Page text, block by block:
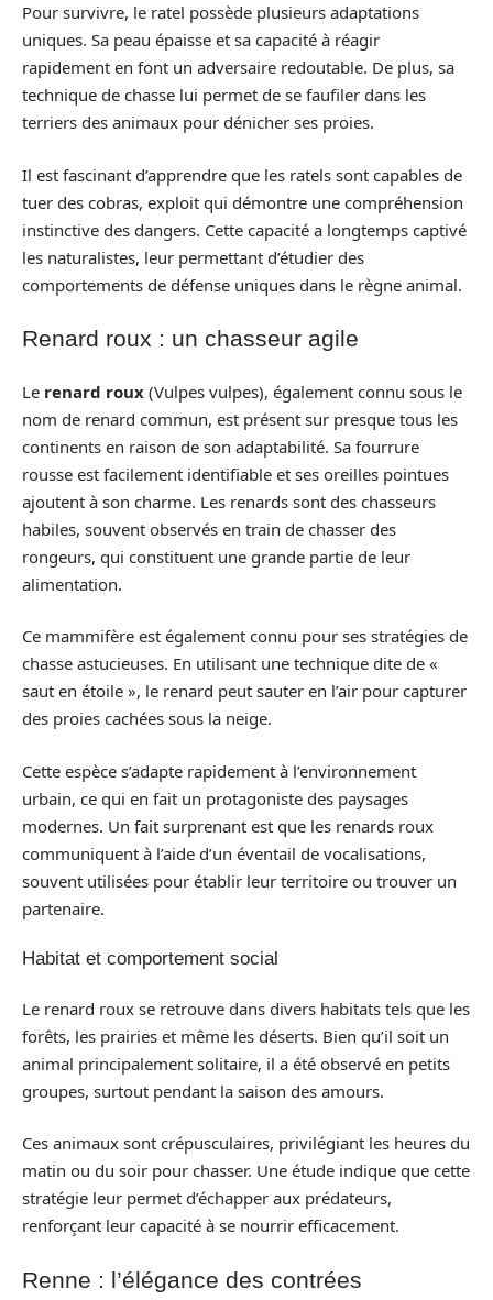
Pour survivre, le ratel possède plusieurs adaptations
uniques. Sa peau épaisse et sa capacité à réagir
rapidement en font un adversaire redoutable. De plus, sa
technique de chasse lui permet de se faufiler dans les
terriers des animaux pour dénicher ses proies.
Il est fascinant d’apprendre que les ratels sont capables de
tuer des cobras, exploit qui démontre une compréhension
instinctive des dangers. Cette capacité a longtemps captivé
les naturalistes, leur permettant d’étudier des
comportements de défense uniques dans le règne animal.
Renard roux : un chasseur agile
Le renard roux (Vulpes vulpes), également connu sous le
nom de renard commun, est présent sur presque tous les
continents en raison de son adaptabilité. Sa fourrure
rousse est facilement identifiable et ses oreilles pointues
ajoutent à son charme. Les renards sont des chasseurs
habiles, souvent observés en train de chasser des
rongeurs, qui constituent une grande partie de leur
alimentation.
Ce mammifère est également connu pour ses stratégies de
chasse astucieuses. En utilisant une technique dite de «
saut en étoile », le renard peut sauter en l’air pour capturer
des proies cachées sous la neige.
Cette espèce s’adapte rapidement à l’environnement
urbain, ce qui en fait un protagoniste des paysages
modernes. Un fait surprenant est que les renards roux
communiquent à l’aide d’un éventail de vocalisations,
souvent utilisées pour établir leur territoire ou trouver un
partenaire.
Habitat et comportement social
Le renard roux se retrouve dans divers habitats tels que les
forêts, les prairies et même les déserts. Bien qu’il soit un
animal principalement solitaire, il a été observé en petits
groupes, surtout pendant la saison des amours.
Ces animaux sont crépusculaires, privilégiant les heures du
matin ou du soir pour chasser. Une étude indique que cette
stratégie leur permet d’échapper aux prédateurs,
renforçant leur capacité à se nourrir efficacement.
Renne : l’élégance des contrées